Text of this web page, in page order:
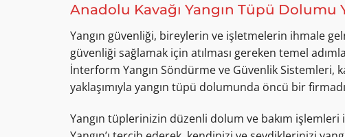
Anadolu Kavağı Yangın Tüpü Dolumu
Yangın güvenliği, bireylerin ve işletmelerin ihmale
güvenliği sağlamak için atılması gereken temel
İnterform Yangın Söndürme ve Güvenlik
yaklaşımıyla yangın tüpü dolumunda öncü bir
Yangın tüplerinizin düzenli dolum ve bakım